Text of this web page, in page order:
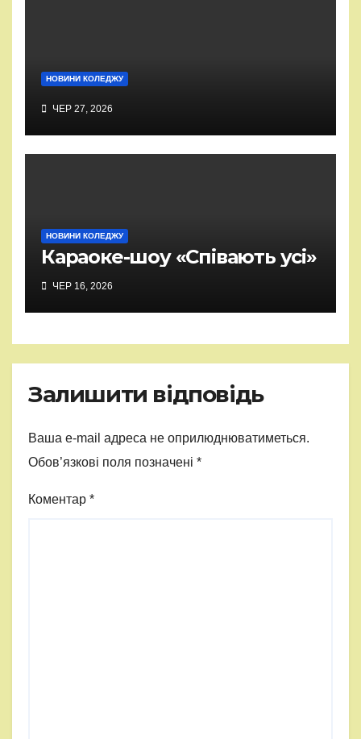
НОВИНИ КОЛЕДЖУ
ЧЕР 27, 2026
НОВИНИ КОЛЕДЖУ
Караоке-шоу «Співають усі»
ЧЕР 16, 2026
Залишити відповідь
Ваша e-mail адреса не оприлюднюватиметься.
Обов’язкові поля позначені *
Коментар *